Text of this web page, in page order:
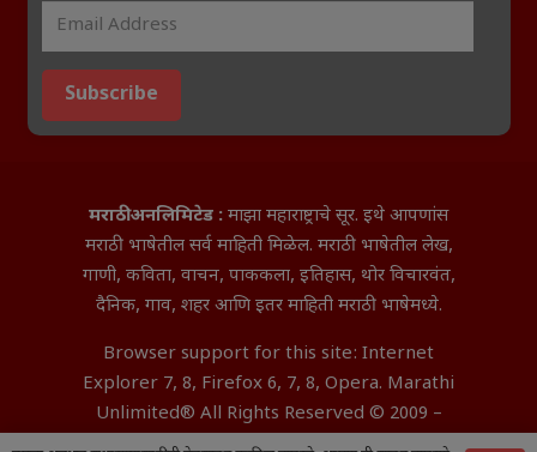
Subscribe
मराठी अनलिमिटेड : माझा महाराष्ट्राचे सूर. इथे आपणांस
मराठी भाषेतील सर्व माहिती मिळेल. मराठी भाषेतील लेख,
गाणी, कविता, वाचन, पाककला, इतिहास, थोर विचारवंत,
दैनिक, गाव, शहर आणि इतर माहिती मराठी भाषेमध्ये.
Browser support for this site: Internet
Explorer 7, 8, Firefox 6, 7, 8, Opera. Marathi
Unlimited® All Rights Reserved © 2009 –
2026 Aditya InfoTech Nagpur.